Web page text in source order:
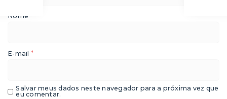
Nome
E-mail *
Salvar meus dados neste navegador para a próxima vez que
eu comentar.